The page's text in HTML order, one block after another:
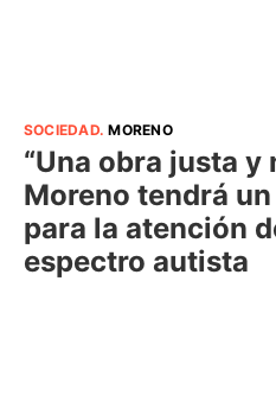
SOCIEDAD.MORENO
“Una obra justa y
Moreno tendrá
para la atención
espectro autista